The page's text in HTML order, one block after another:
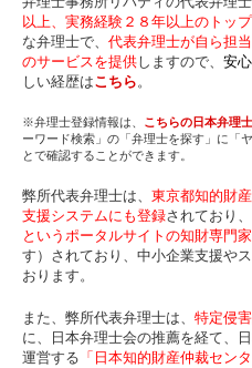
以上、実務経験２８年以上のトッ
な弁理士で、 代表弁理士が自ら担当
のサービスを提供しますので、 安
しい経歴はこちら。
※弁理士登録情報は、 こちらの日本弁理
ーワード検索」の「弁理士を探す」に「
とで確認することができます。
弊所代表弁理士は、 東京都知的財
支援システムにも登録されており、
というポータルサイトの知財専門
す）されており、中小企業支援や
おります。
また、弊所代表弁理士は、 特定侵
に、日本弁理士会の推薦を経て、
運営する 「日本知的財産仲裁セン